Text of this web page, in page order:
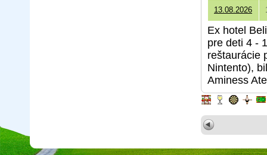
13.08.2026
Ex hotel
pre deti 4 -
reštaurácie
Nintento),
Aminess